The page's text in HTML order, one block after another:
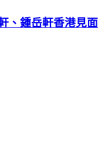
、鍾岳軒香港見面